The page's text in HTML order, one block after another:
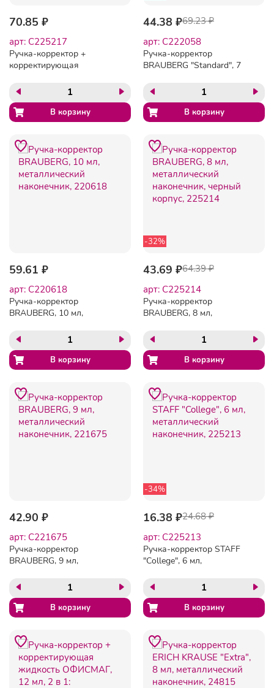
70.85 ₽
арт: C225217
Ручка-корректор +
корректирующая
мл, 2 в 1: металлический
наконечник + кисточка,
225217
44.38 ₽69.23 ₽
арт: C222058
Ручка-корректор
BRAUBERG "Standard", 7
наконечник, в упаковке с
подвесом, 222058
59.61 ₽
арт: C220618
Ручка-корректор
BRAUBERG, 10 мл,
наконечник, 220618
-32%
43.69 ₽64.39 ₽
арт: C225214
Ручка-корректор
BRAUBERG, 8 мл,
наконечник, черный
корпус, 225214
42.90 ₽
арт: C221675
Ручка-корректор
BRAUBERG, 9 мл,
наконечник, 221675
-34%
16.38 ₽24.68 ₽
арт: C225213
Ручка-корректор STAFF
"College", 6 мл,
наконечник, 225213